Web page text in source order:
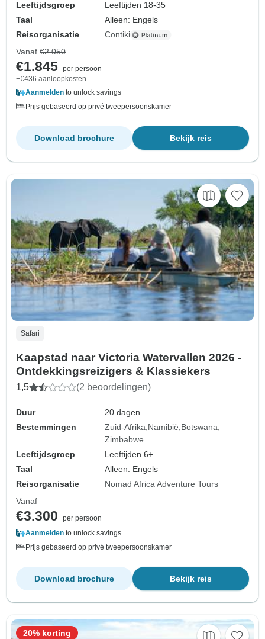
Leeftijdsgroep
Leeftijden 18-35
Taal
Alleen: Engels
Reisorganisatie
Contiki
Vanaf €2.050
€1.845 per persoon
+€436 aanloopkosten
Aanmelden to unlock savings
Prijs gebaseerd op privé tweepersoonskamer
Bekijk reis
Download brochure
Safari
Kaapstad naar Victoria Watervallen 2026 -
Ontdekkingsreizigers & Klassiekers
1,5 (2 beoordelingen)
Duur
20 dagen
Bestemmingen
Zuid-Afrika Namibië Botswana
Zimbabwe
Leeftijdsgroep
Leeftijden 6+
Taal
Alleen: Engels
Reisorganisatie
Nomad Africa Adventure Tours
Vanaf
€3.300
per persoon
Aanmelden to unlock savings
Prijs gebaseerd op privé tweepersoonskamer
Bekijk reis
Download brochure
20% korting